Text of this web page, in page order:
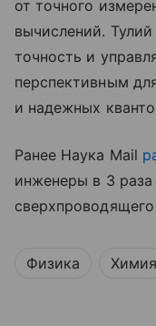
от точного
вычислений.
точность и
перспективным
и надежных
Ранее Наука Mail
инженеры в 3
сверхпроводящего
Физика Химия